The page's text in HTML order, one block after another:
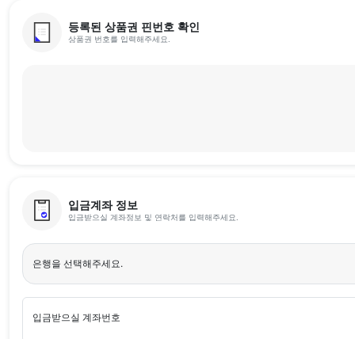
등록된 상품권 핀번호 확인
상품권 번호를 입력해주세요.
입금계좌 정보
입금받으실 계좌정보 및 연락처를 입력해주세요.
은행을 선택해주세요.
입금받으실 계좌번호